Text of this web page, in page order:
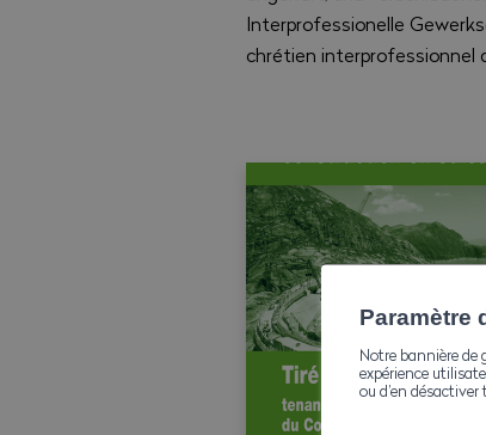
Interprofessionelle
chrétien interprofessionnel
Paramètre
Notre bannière de
expérience
ou d’en